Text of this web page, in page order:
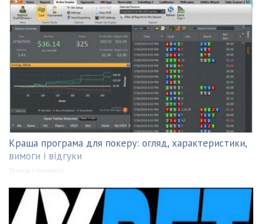
Краща програма для покеру: огляд, характеристики,
вимоги і відгуки
Техніка і технології